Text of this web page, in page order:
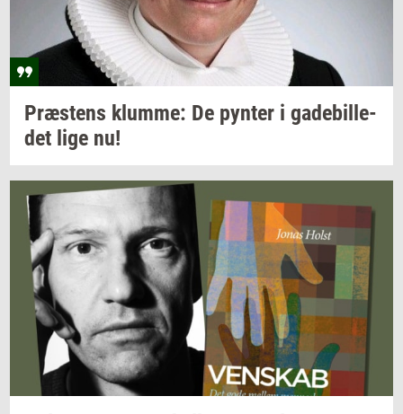
Præ­stens klum­me: De py­n­ter i ga­de­bil­le­
det lige nu!